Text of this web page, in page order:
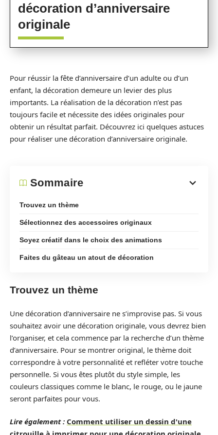
décoration d’anniversaire
originale
Pour réussir la fête d’anniversaire d’un adulte ou d’un
enfant, la décoration demeure un levier des plus
importants. La réalisation de la décoration n’est pas
toujours facile et nécessite des idées originales pour
obtenir un résultat parfait. Découvrez ici quelques astuces
pour réaliser une décoration d’anniversaire originale.
Sommaire
Trouvez un thème
Sélectionnez des accessoires originaux
Soyez créatif dans le choix des animations
Faites du gâteau un atout de décoration
Trouvez un thème
Une décoration d’anniversaire ne s’improvise pas. Si vous
souhaitez avoir une décoration originale, vous devrez bien
l’organiser, et cela commence par la recherche d’un thème
d’anniversaire. Pour se montrer original, le thème doit
correspondre à votre personnalité et refléter votre touche
personnelle. Si vous êtes plutôt du style simple, les
couleurs classiques comme le blanc, le rouge, ou le jaune
seront parfaites pour vous.
Lire également : Comment utiliser un dessin d'une